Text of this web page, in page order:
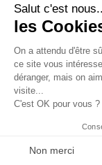
Tous les dispositifs
aux articles
L 5213-3
21 décembre 2012
faire l'objet d'une
5213-1 du code de la
être légalement
© 2026
Salut c'est
les
On a attendu d'être
ce site vous
déranger, mais on
visite...
C'est OK pour vous ?
Non merci